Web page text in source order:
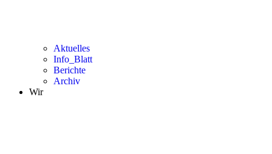
Aktuelles
Info_Blatt
Berichte
Archiv
Wir